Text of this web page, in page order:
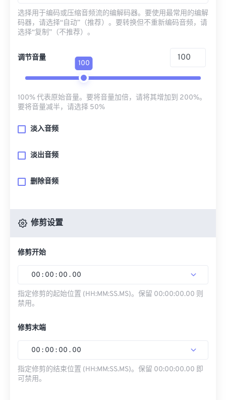
选择用于编码或压缩音频流的编解码器。要使用最常用的编解
码器，请选择“自动”（推荐）。要转换但不重新编码音频，请
选择“复制”（不推荐）。
调节音量
100
100% 代表原始音量。要将音量加倍，请将其增加到 200%。
要将音量减半，请选择 50%
淡入音频
淡出音频
删除音频
修剪设置
修剪开始
00 : 00 : 00 . 00
指定修剪的起始位置 (HH:MM:SS.MS)。保留 00:00:00.00 则
禁用。
修剪末端
00 : 00 : 00 . 00
指定修剪的结束位置 (HH:MM:SS.MS)。保留 00:00:00.00 即
可禁用。